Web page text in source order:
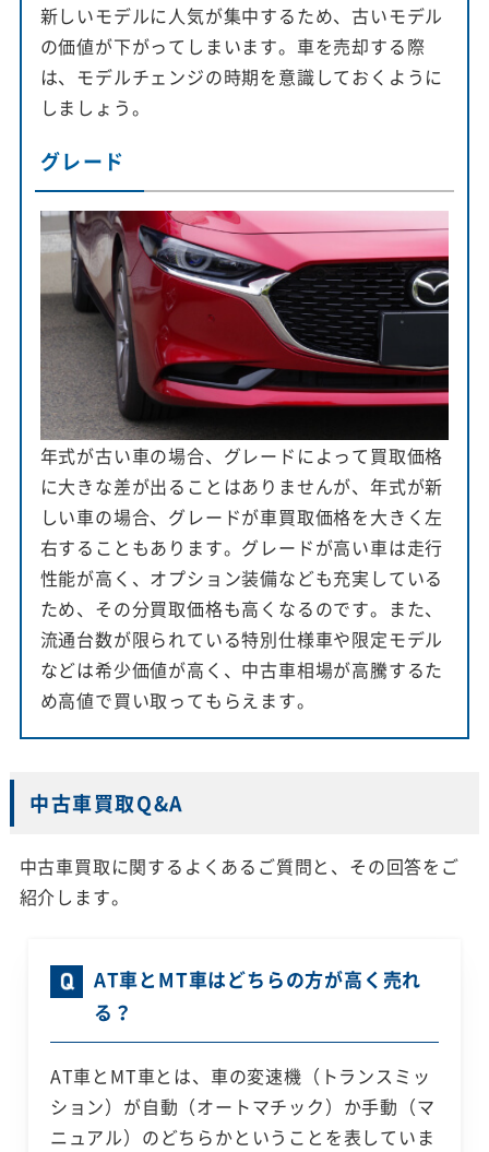
新しいモデルに人気が集中するため、古いモデル
の価値が下がってしまいます。車を売却する際
は、モデルチェンジの時期を意識しておくように
しましょう。
グレード
年式が古い車の場合、グレードによって買取価格
に大きな差が出ることはありませんが、年式が新
しい車の場合、グレードが車買取価格を大きく左
右することもあります。グレードが高い車は走行
性能が高く、オプション装備なども充実している
ため、その分買取価格も高くなるのです。また、
流通台数が限られている特別仕様車や限定モデル
などは希少価値が高く、中古車相場が高騰するた
め高値で買い取ってもらえます。
中古車買取Q&A
中古車買取に関するよくあるご質問と、その回答をご
紹介します。
AT車とMT車はどちらの方が高く売れ
る？
AT車とMT車とは、車の変速機（トランスミッ
ション）が自動（オートマチック）か手動（マ
ニュアル）のどちらかということを表していま